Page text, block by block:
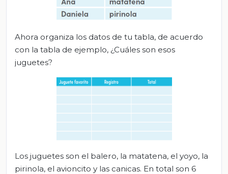
Ahora organiza los datos de tu tabla, de acuerdo
con la tabla de ejemplo, ¿Cuáles son esos
juguetes?
Los juguetes son el balero, la matatena, el yoyo, la
pirinola, el avioncito y las canicas. En total son 6